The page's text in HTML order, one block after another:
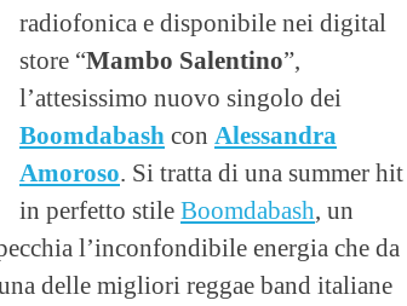
radiofonica e disponibile nei digital
store “Mambo Salentino”,
l’attesissimo nuovo singolo dei
Boomdabash con Alessandra
Amoroso . Si tratta di una summer hit
in perfetto stile Boomdabash , un
l’inconfondibile energia che da
delle migliori reggae band italiane